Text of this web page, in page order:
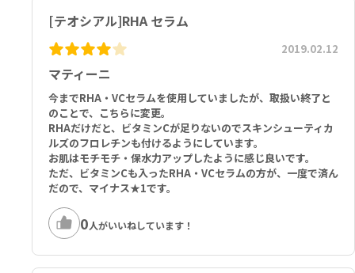
ate, Methylisothiazolinone, Acrylates/C10-30 Alkyl Acrylate
Crosspolmer, Citric Acid, Biotin, Glutaththione, Pyridoxine
HCL, Thioctic Acid, Acrtyl Cysteine, Lysine Hydrochloride, Va
line, soleucine, Leucine, Threonine, Arginine, Arginine, Glyci
ne, Zinc Acetate, Proline, Copper Sulfate.
RHA（弾力性ヒアルロン酸）、Novhyal G（N-アセチルグルコサミ
ン-6-リン酸）、抗酸化物質
その他の成分：
酸緩衝生理食塩水、インペラタ・シリリンカ根抽出物、ヒドロキシエ
チルアクリレート/ナトリウムアクリロイルジメチルタウレートコポリ
マー、ポリアクリル酸ナトリウムデンプン、ペンタレングリコール、
ヒアルロン酸ナトリウム、クロルフェネシン、タマリンダス PEG-40
[テオシアル]RHA セラム
マティーニ
2019.02.12
今までRHA・VCセラムを使用していましたが、取扱い終了と
のことで、こちらに変更。
RHAだけだと、ビタミンCが足りないのでスキンシューティカ
ルズのフロレチンも付けるようにしています。
お肌はモチモチ・保水力アップしたように感じ良いです。
ただ、ビタミンCも入ったRHA・VCセラムの方が、一度で済ん
だので、マイナス★1です。
0人がいいねしています！